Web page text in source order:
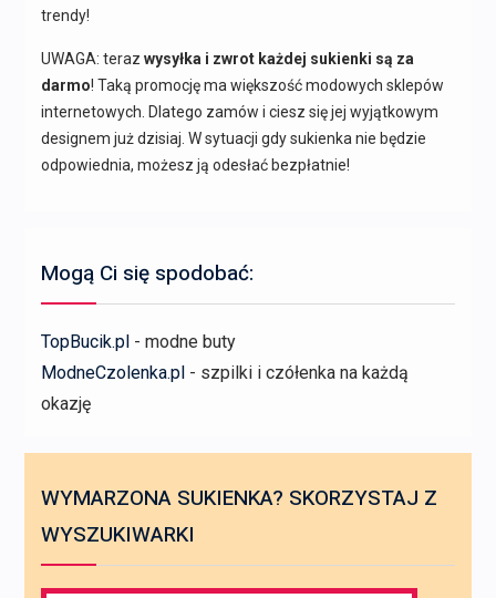
trendy!
UWAGA: teraz wysyłka i zwrot każdej sukienki są za
darmo! Taką promocję ma większość modowych sklepów
internetowych. Dlatego zamów i ciesz się jej wyjątkowym
designem już dzisiaj. W sytuacji gdy sukienka nie będzie
odpowiednia, możesz ją odesłać bezpłatnie!
Mogą Ci się spodobać:
TopBucik.pl- modne buty
ModneCzolenka.pl- szpilki i czółenka na każdą
okazję
WYMARZONA SUKIENKA? SKORZYSTAJ Z
WYSZUKIWARKI